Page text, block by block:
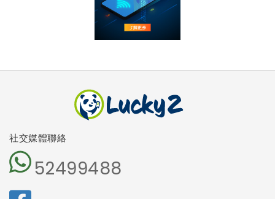
社交媒體聯絡
52499488